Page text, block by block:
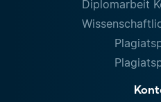
Diplomarbeit